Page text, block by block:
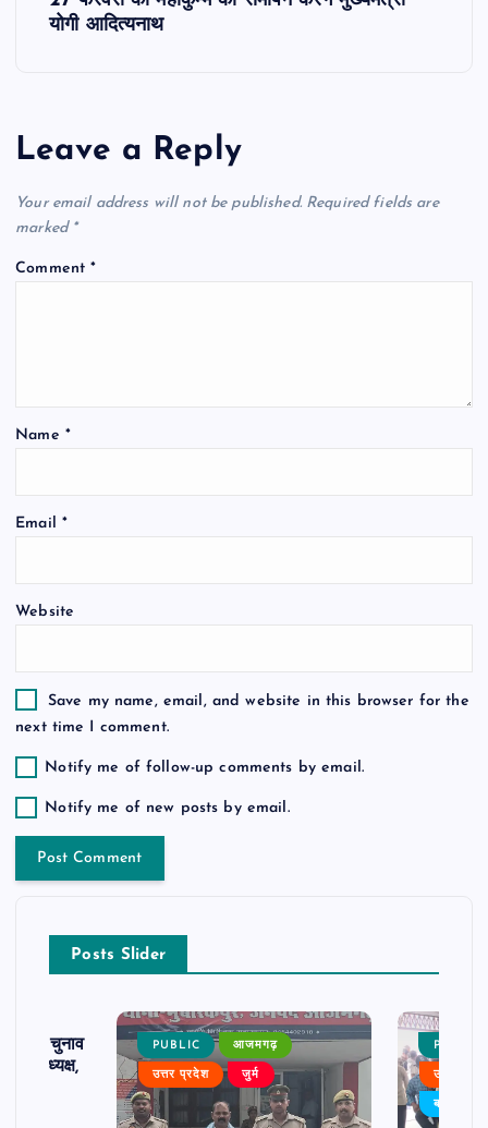
a
v
i
i
o
योगी आदित्यनाथ
Leave a Reply
Your email address will not be published. Required fields are
marked *
Comment*
Name *
Email *
Website
Save my name, email, and website in this browser for the
next time I comment.
Notify me of follow-up comments by email.
Notify me of new posts by email.
Posts Slider
का चुनाव
बने अध्यक्ष,
PUBLIC आजमगढ़
उत्तर प्रदेश जुर्म
PUBLIC
उत्तर
बड़ी खबर